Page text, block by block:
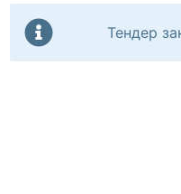
Тендер